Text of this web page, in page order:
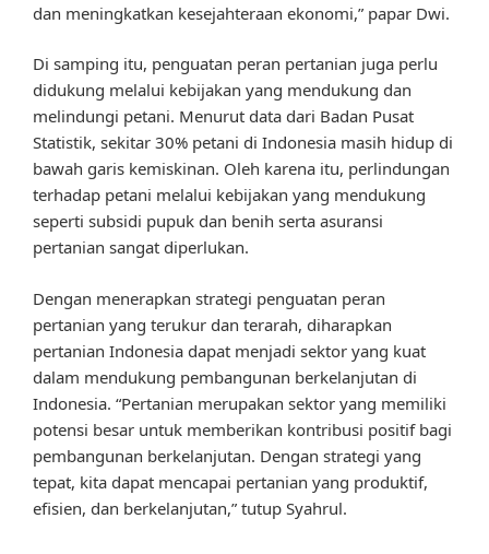
dan meningkatkan kesejahteraan ekonomi,” papar Dwi.
Di samping itu, penguatan peran pertanian juga perlu
didukung melalui kebijakan yang mendukung dan
melindungi petani. Menurut data dari Badan Pusat
Statistik, sekitar 30% petani di Indonesia masih hidup di
bawah garis kemiskinan. Oleh karena itu, perlindungan
terhadap petani melalui kebijakan yang mendukung
seperti subsidi pupuk dan benih serta asuransi
pertanian sangat diperlukan.
Dengan menerapkan strategi penguatan peran
pertanian yang terukur dan terarah, diharapkan
pertanian Indonesia dapat menjadi sektor yang kuat
dalam mendukung pembangunan berkelanjutan di
Indonesia. “Pertanian merupakan sektor yang memiliki
potensi besar untuk memberikan kontribusi positif bagi
pembangunan berkelanjutan. Dengan strategi yang
tepat, kita dapat mencapai pertanian yang produktif,
efisien, dan berkelanjutan,” tutup Syahrul.